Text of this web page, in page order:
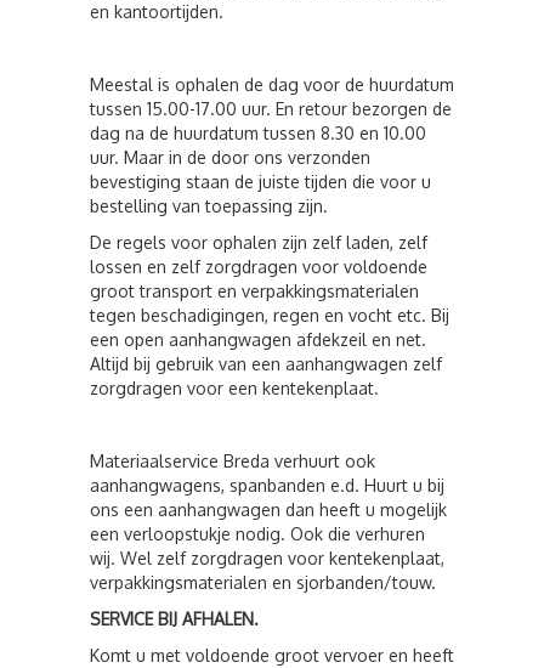
en kantoortijden.
Meestal is ophalen de dag voor de huurdatum
tussen 15.00-17.00 uur. En retour bezorgen de
dag na de huurdatum tussen 8.30 en 10.00
uur. Maar in de door ons verzonden
bevestiging staan de juiste tijden die voor u
bestelling van toepassing zijn.
De regels voor ophalen zijn zelf laden, zelf
lossen en zelf zorgdragen voor voldoende
groot transport en verpakkingsmaterialen
tegen beschadigingen, regen en vocht etc. Bij
een open aanhangwagen afdekzeil en net.
Altijd bij gebruik van een aanhangwagen zelf
zorgdragen voor een kentekenplaat.
Materiaalservice Breda verhuurt ook
aanhangwagens, spanbanden e.d. Huurt u bij
ons een aanhangwagen dan heeft u mogelijk
een verloopstukje nodig. Ook die verhuren
wij. Wel zelf zorgdragen voor kentekenplaat,
verpakkingsmaterialen en sjorbanden/touw.
SERVICE BIJ AFHALEN.
Komt u met voldoende groot vervoer en heeft